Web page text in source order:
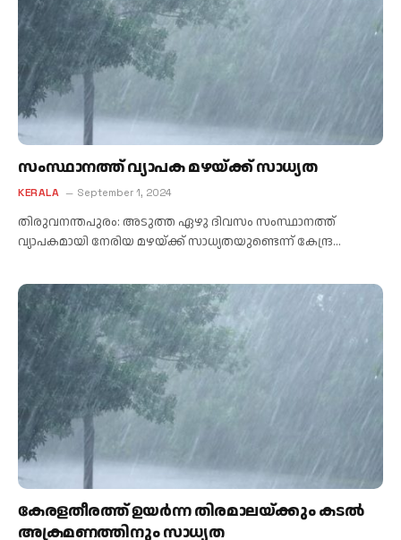
സംസ്ഥാനത്ത് വ്യാപക മഴയ്ക്ക് സാധ്യത
KERALA September 1, 2024
തിരുവനന്തപുരം: അടുത്ത ഏഴു ദിവസം സംസ്ഥാനത്ത്
വ്യാപകമായി നേരിയ മഴയ്ക്ക് സാധ്യതയുണ്ടെന്ന് കേന്ദ്ര…
കേരളതീരത്ത് ഉയർന്ന തിരമാലയ്ക്കും കടൽ
അക്രമണത്തിനും സാധ്യത